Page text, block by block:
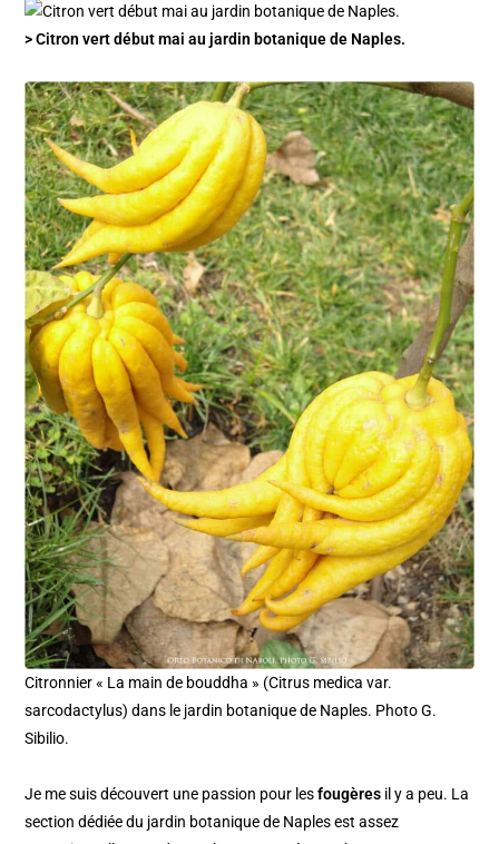
> Citron vert début mai au jardin botanique de Naples.
Citronnier « La main de bouddha » (Citrus medica var.
sarcodactylus) dans le jardin botanique de Naples. Photo G.
Sibilio.
Je me suis découvert une passion pour lesfougères il y a peu. La
section dédiée du jardin botanique de Naples est assez